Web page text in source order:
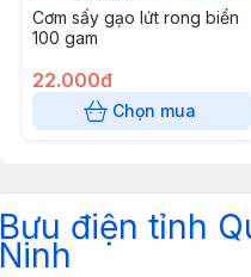
Cơm sấy gạo lứt rong biển
100 gam
22.000đ
Chọn mua
Bưu điện tỉnh
Ninh